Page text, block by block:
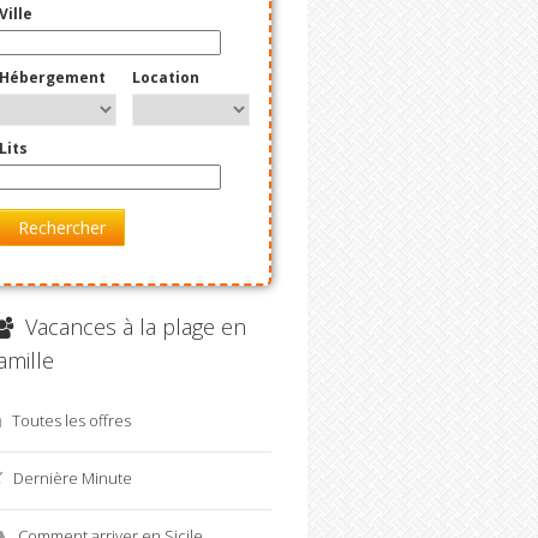
Location
Rechercher
Vacances à la plage en
Toutes les offres
Dernière Minute